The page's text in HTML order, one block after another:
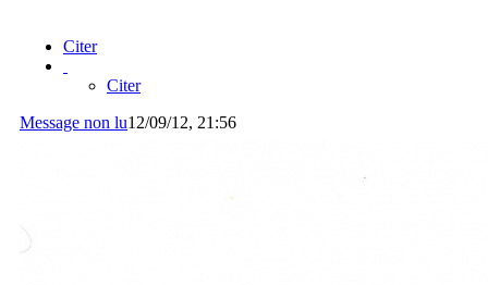
Citer
Citer
Message non lu12/09/12, 21:56